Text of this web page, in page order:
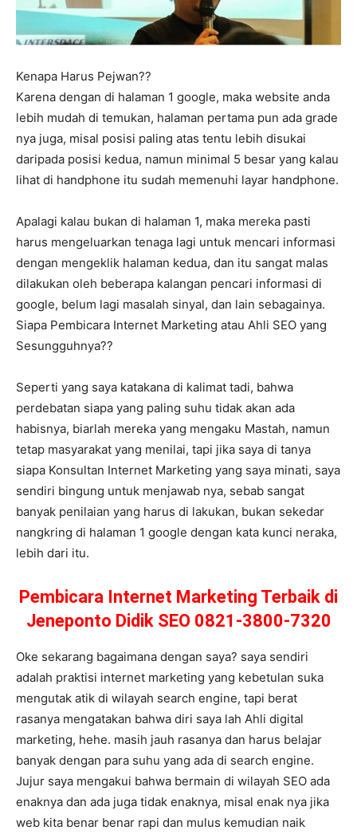
Kenapa Harus Pejwan??
Karena dengan di halaman 1 google, maka website anda
lebih mudah di temukan, halaman pertama pun ada grade
nya juga, misal posisi paling atas tentu lebih disukai
daripada posisi kedua, namun minimal 5 besar yang kalau
lihat di handphone itu sudah memenuhi layar handphone.
Apalagi kalau bukan di halaman 1, maka mereka pasti
harus mengeluarkan tenaga lagi untuk mencari informasi
dengan mengeklik halaman kedua, dan itu sangat malas
dilakukan oleh beberapa kalangan pencari informasi di
google, belum lagi masalah sinyal, dan lain sebagainya.
Siapa Pembicara Internet Marketing atau Ahli SEO yang
Sesungguhnya??
Seperti yang saya katakana di kalimat tadi, bahwa
perdebatan siapa yang paling suhu tidak akan ada
habisnya, biarlah mereka yang mengaku Mastah, namun
tetap masyarakat yang menilai, tapi jika saya di tanya
siapa Konsultan Internet Marketing yang saya minati, saya
sendiri bingung untuk menjawab nya, sebab sangat
banyak penilaian yang harus di lakukan, bukan sekedar
nangkring di halaman 1 google dengan kata kunci neraka,
lebih dari itu.
Pembicara Internet Marketing Terbaik di
Jeneponto Didik SEO 0821-3800-7320
Oke sekarang bagaimana dengan saya? saya sendiri
adalah praktisi internet marketing yang kebetulan suka
mengutak atik di wilayah search engine, tapi berat
rasanya mengatakan bahwa diri saya lah Ahli digital
marketing, hehe. masih jauh rasanya dan harus belajar
banyak dengan para suhu yang ada di search engine.
Jujur saya mengakui bahwa bermain di wilayah SEO ada
enaknya dan ada juga tidak enaknya, misal enak nya jika
web kita benar benar rapi dan mulus kemudian naik